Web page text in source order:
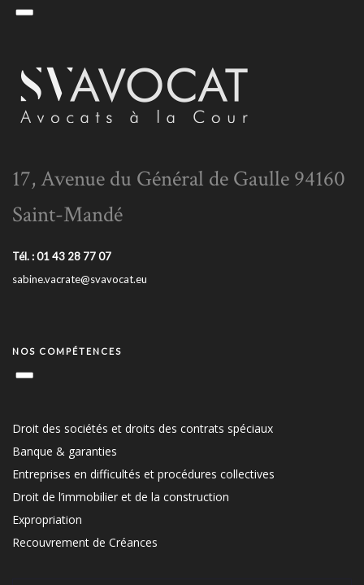
17, Avenue du Général de Gaulle 94160
Saint-Mandé
Tél. : 01 43 28 77 07
sabine.vacrate@svavocat.eu
NOS COMPÉTENCES
Droit des sociétés et droits des contrats spéciaux
Banque & garanties
Entreprises en difficultés et procédures collectives
Droit de l’immobilier et de la construction
Expropriation
Recouvrement de Créances